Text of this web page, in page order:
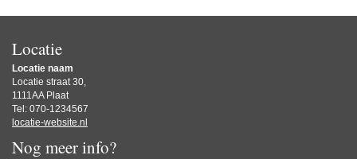
Locatie
Locatie naam
Locatie straat 30,
1111AA Plaat
Tel: 070-1234567
locatie-website.nl
Nog meer info?